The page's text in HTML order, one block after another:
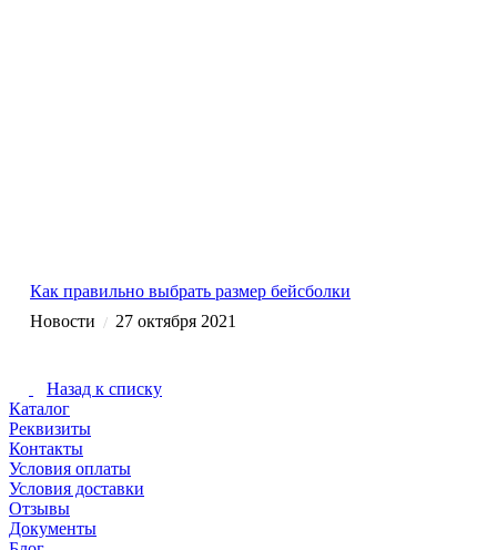
Как правильно выбрать размер бейсболки
Новости / 27 октября 2021
Назад к списку
Каталог
Реквизиты
Контакты
Условия оплаты
Условия доставки
Отзывы
Документы